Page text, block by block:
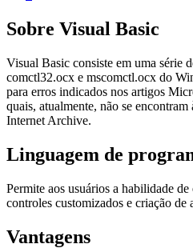
Sobre Visual Basic
Visual Basic consiste em uma série
comctl32.ocx e mscomctl.ocx do
para erros indicados nos artigos
quais, atualmente, não se
Internet Archive.
Linguagem de
Permite aos usuários a habilidade
controles customizados e criação de
Vantagens